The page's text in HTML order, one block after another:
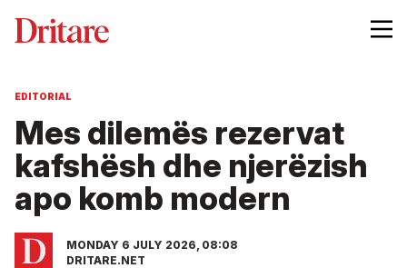
EDITORIAL
Mes dilemës rezervat
kafshësh dhe njerëzish
apo komb modern
MONDAY 6 JULY 2026, 08:08
DRITARE.NET